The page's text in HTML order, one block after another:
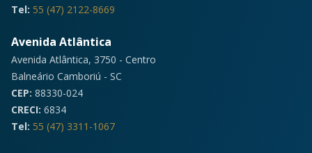
Tel: 55 (47) 2122-8669
Avenida Atlântica
Avenida Atlântica, 3750 - Centro
Balneário Camboriú - SC
CEP: 88330-024
CRECI: 6834
Tel: 55 (47) 3311-1067